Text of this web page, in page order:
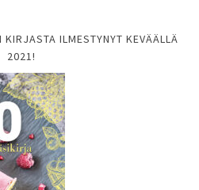
ILMESTYNYT KEVÄÄLLÄ
2021!